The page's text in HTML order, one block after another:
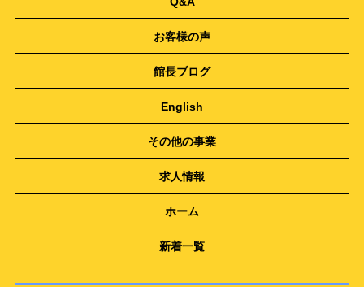
お客様の声
館長ブログ
English
その他の事業
求人情報
ホーム
新着一覧